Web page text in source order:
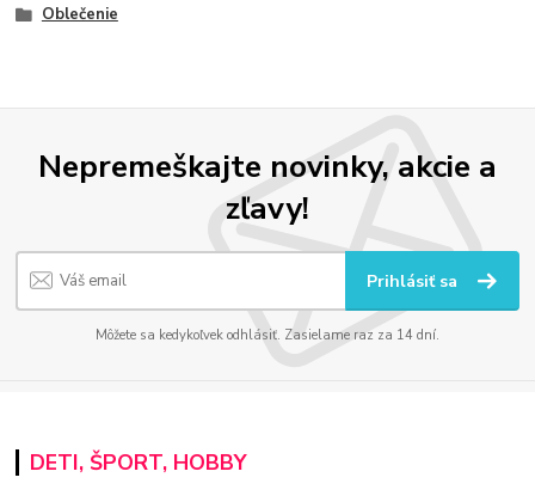
Oblečenie
Nepremeškajte novinky, akcie a
zľavy!
Prihlásiť sa
Môžete sa kedykoľvek odhlásiť. Zasielame raz za 14 dní.
DETI, ŠPORT, HOBBY